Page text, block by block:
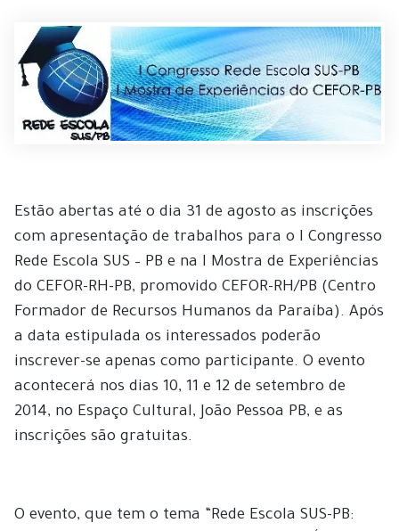
Estão abertas até o dia 31 de agosto as inscrições
com apresentação de trabalhos para o I Congresso
Rede Escola SUS – PB e na I Mostra de Experiências
do CEFOR-RH-PB, promovido CEFOR-RH/PB (Centro
Formador de Recursos Humanos da Paraíba). Após
a data estipulada os interessados poderão
inscrever-se apenas como participante. O evento
acontecerá nos dias 10, 11 e 12 de setembro de
2014, no Espaço Cultural, João Pessoa PB, e as
inscrições são gratuitas.
O evento, que tem o tema “Rede Escola SUS-PB: